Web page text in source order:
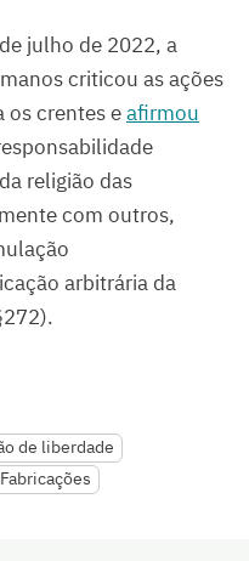
julho de 2022, a
criticou as ações
os crentes eafirmou
religião das
com outros,
arbitrária da
de liberdade
Fabricações